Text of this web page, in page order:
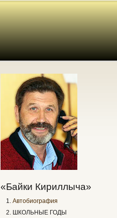
«Байки Кириллыча»
Автобиография
ШКОЛЬНЫЕ ГОДЫ